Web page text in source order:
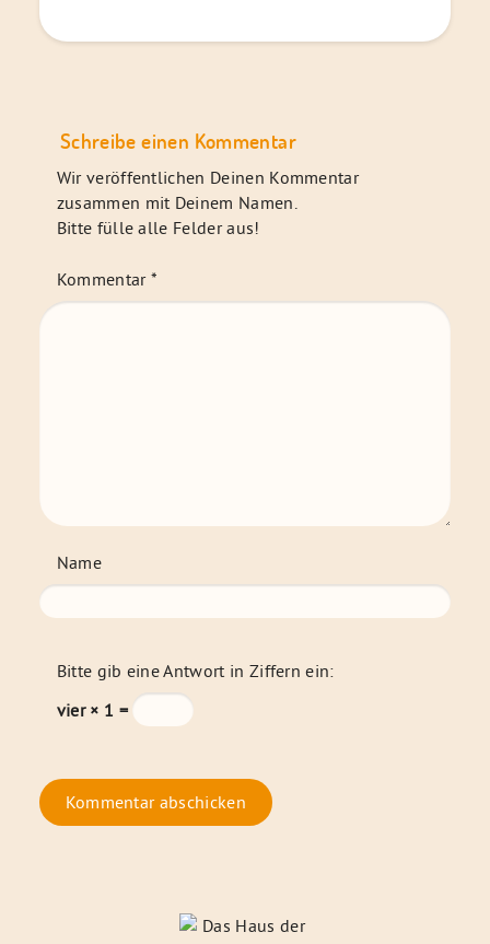
Schreibe einen Kommentar
Wir veröffentlichen Deinen Kommentar
zusammen mit Deinem Namen.
Bitte fülle alle Felder aus!
Kommentar *
Name
Bitte gib eine Antwort in Ziffern ein:
vier × 1 =